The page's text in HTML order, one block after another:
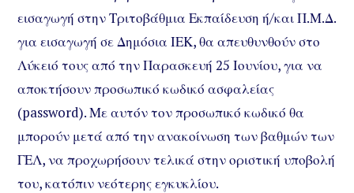
εισαγωγή στην Τριτοβάθμια Εκπαίδευση ή/και Π.Μ.Δ.
για εισαγωγή σε Δημόσια ΙΕΚ, θα απευθυνθούν στο
Λύκειό τους από την Παρασκευή 25 Ιουνίου, για να
αποκτήσουν προσωπικό κωδικό ασφαλείας
(password). Με αυτόν τον προσωπικό κωδικό θα
μπορούν μετά από την ανακοίνωση των βαθμών των
ΓΕΛ, να προχωρήσουν τελικά στην οριστική υποβολή
του, κατόπιν νεότερης εγκυκλίου.